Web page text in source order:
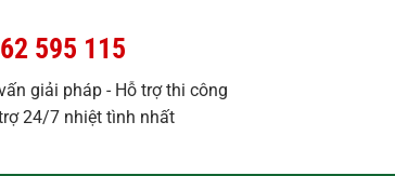
595 115
giải pháp - Hỗ trợ thi công
24/7 nhiệt tình nhất